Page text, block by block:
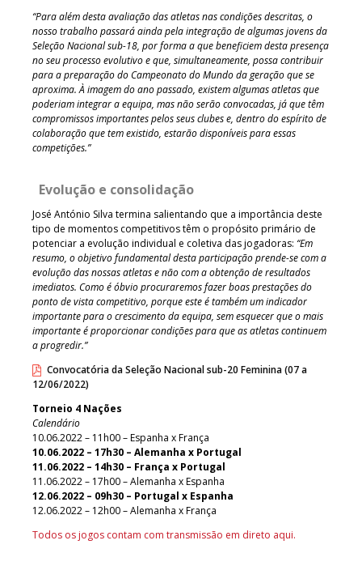
“Para além desta avaliação das atletas nas condições descritas, o
nosso trabalho passará ainda pela integração de algumas jovens da
Seleção Nacional sub-18, por forma a que beneficiem desta presença
no seu processo evolutivo e que, simultaneamente, possa contribuir
para a preparação do Campeonato do Mundo da geração que se
aproxima. À imagem do ano passado, existem algumas atletas que
poderiam integrar a equipa, mas não serão convocadas, já que têm
compromissos importantes pelos seus clubes e, dentro do espírito de
colaboração que tem existido, estarão disponíveis para essas
competições.”
Evolução e consolidação
José António Silva termina salientando que a importância deste
tipo de momentos competitivos têm o propósito primário de
potenciar a evolução individual e coletiva das jogadoras: “Em
resumo, o objetivo fundamental desta participação prende-se com a
evolução das nossas atletas e não com a obtenção de resultados
imediatos. Como é óbvio procuraremos fazer boas prestações do
ponto de vista competitivo, porque este étambémum indicador
importante para o crescimento da equipa, sem esquecer que o mais
importante é proporcionar condições para que as atletas continuem
a progredir.”
Convocatória da Seleção Nacional sub-20 Feminina (07 a
12/06/2022)
Torneio 4 Nações
Calendário
10.06.2022 – 11h00 – Espanha x França
10.06.2022 – 17h30 – Alemanha x Portugal
11.06.2022 – 14h30 – França x Portugal
11.06.2022 – 17h00 – Alemanha x Espanha
12.06.2022 – 09h30 – Portugal x Espanha
12.06.2022 – 12h00 – Alemanha x França
Todos os jogos contam com transmissão em direto aqui.